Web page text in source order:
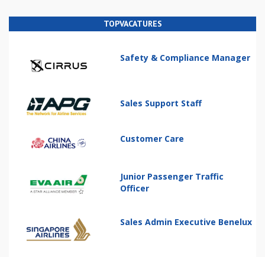
TOPVACATURES
Safety & Compliance Manager
Sales Support Staff
Customer Care
Junior Passenger Traffic
Officer
Sales Admin Executive Benelux